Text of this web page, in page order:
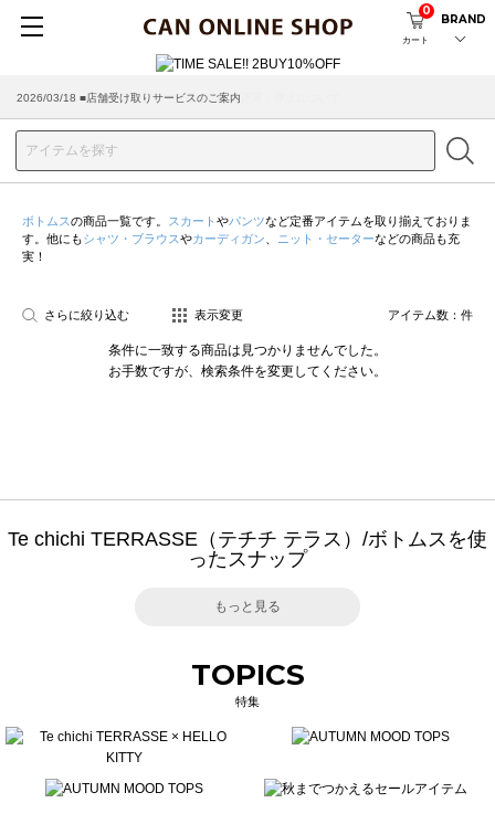
カート
0
BRAND
2026/03/18 ■店舗受け取りサービスのご案内
ボトムスの商品一覧です。 スカート やパンツなど定番アイテムを取り揃えておりま
す。他にもシャツ・ブラウスやカーディガン ニット・セーターなどの商品も充
実！
さらに絞り込む 表示変更 アイテム数： 件
条件に一致する商品は見つかりませんでした。
お手数ですが、検索条件を変更してください。
Te chichi TERRASSE（テチチ テラス）/ボトムスを使
ったスナップ
もっと見る
TOPICS
特集